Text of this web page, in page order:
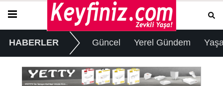
HABERLER Güncel Yerel Gündem